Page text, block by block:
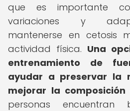
que es importante
variaciones y
mantenerse en cetosis
actividad física. Una
entrenamiento de
ayudar a preservar la
mejorar la composición
personas encuentran